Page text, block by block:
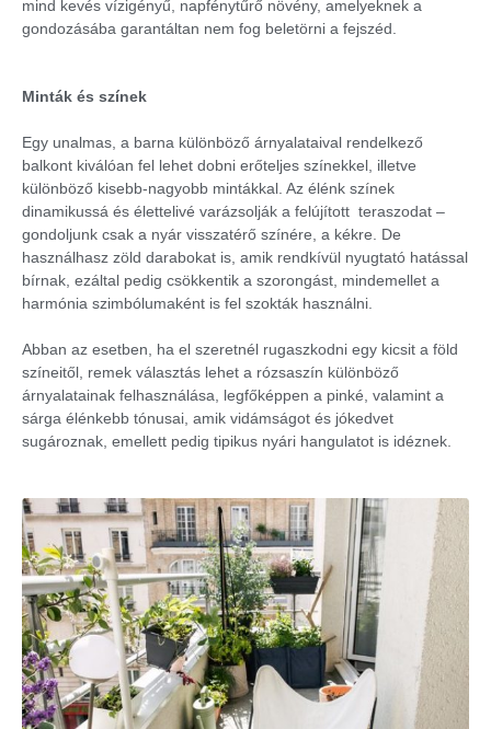
mind kevés vízigényű, napfénytűrő növény, amelyeknek a
gondozásába garantáltan nem fog beletörni a fejszéd.
Minták és színek
Egy unalmas, a barna különböző árnyalataival rendelkező
balkont kiválóan fel lehet dobni erőteljes színekkel, illetve
különböző kisebb-nagyobb mintákkal. Az élénk színek
dinamikussá és élettelivé varázsolják a felújított teraszodat –
gondoljunk csak a nyár visszatérő színére, a kékre. De
használhasz zöld darabokat is, amik rendkívül nyugtató hatással
bírnak, ezáltal pedig csökkentik a szorongást, mindemellet a
harmónia szimbólumaként is fel szokták használni.
Abban az esetben, ha el szeretnél rugaszkodni egy kicsit a föld
színeitől, remek választás lehet a rózsaszín különböző
árnyalatainak felhasználása, legfőképpen a pinké, valamint a
sárga élénkebb tónusai, amik vidámságot és jókedvet
sugároznak, emellett pedig tipikus nyári hangulatot is idéznek.